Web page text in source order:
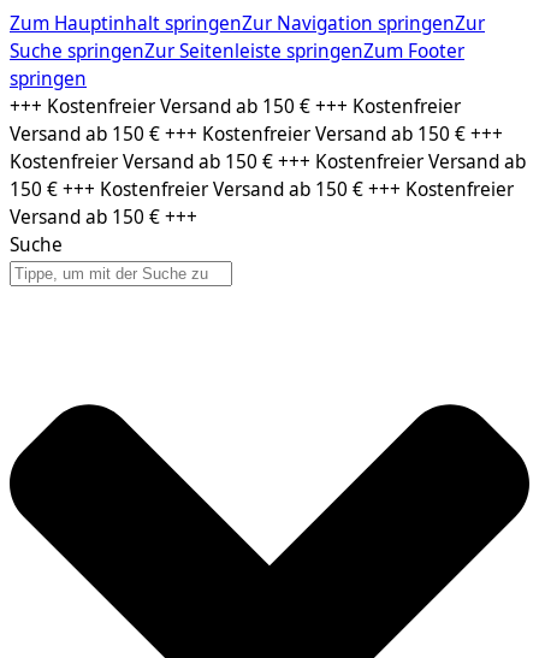
Zum Hauptinhalt springenZur Navigation springenZur
Suche springenZur Seitenleiste springenZum Footer
springen
Zum
Inhalt
springen
+++ Kostenfreier Versand ab 150 € +++ Kostenfreier
Versand ab 150 € +++ Kostenfreier Versand ab 150 € +++
Kostenfreier Versand ab 150 € +++ Kostenfreier Versand ab
150 € +++ Kostenfreier Versand ab 150 € +++ Kostenfreier
Versand ab 150 € +++
Suche